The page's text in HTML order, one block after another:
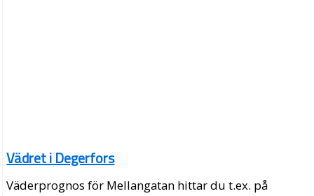
Vädret i Degerfors
Väderprognos för Mellangatan hittar du t.ex. på